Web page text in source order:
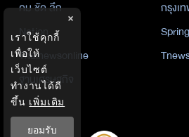
คม ชัด ลึก
กรุงเ
Nation
Thainewsonline
ฐานเศรษฐกิจ
×
เราใช้คุกกี้
เพื่อให้
เว็บไซต์
ทำงานได้ดี
ขึ้น เพิ่มเติม
ยอมรับ